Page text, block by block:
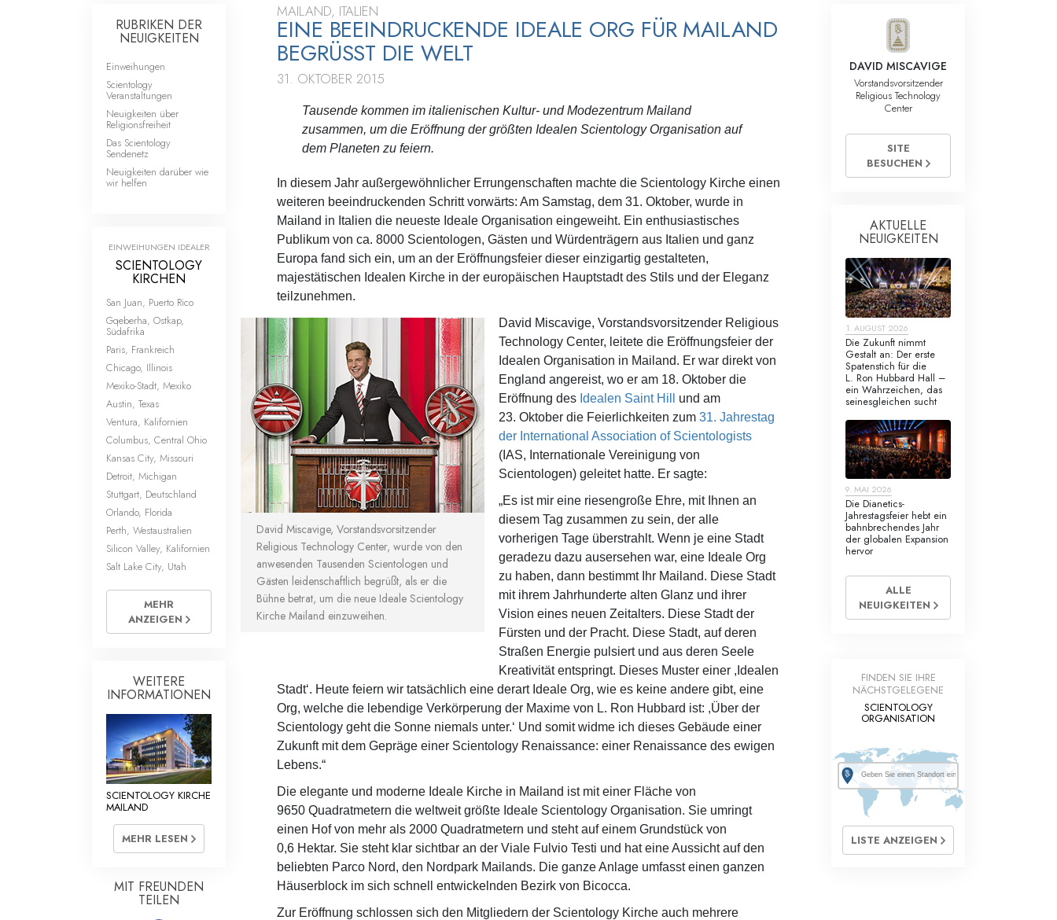
MAILAND, ITALIEN
EINE BEEINDRUCKENDE IDEALE ORG FÜR MAILAND
BEGRÜSST DIE WELT
31. OKTOBER 2015
Tausende kommen im italienischen Kultur- und Modezentrum Mailand
zusammen, um die Eröffnung der größten Idealen Scientology Organisation auf
dem Planeten zu feiern.
In diesem Jahr außergewöhnlicher Errungenschaften machte die Scientology Kirche einen
weiteren beeindruckenden Schritt vorwärts: Am Samstag, dem 31. Oktober, wurde in
Mailand in Italien die neueste Ideale Organisation eingeweiht. Ein enthusiastisches
Publikum von ca. 8000 Scientologen, Gästen und Würdenträgern aus Italien und ganz
Europa fand sich ein, um an der Eröffnungsfeier dieser einzigartig gestalteten,
majestätischen Idealen Kirche in der europäischen Hauptstadt des Stils und der Eleganz
teilzunehmen.
David Miscavige, Vorstandsvorsitzender
Religious Technology Center, wurde von den
anwesenden Tausenden Scientologen und
Gästen leidenschaftlich begrüßt, als er die
Bühne betrat, um die neue Ideale Scientology
Kirche Mailand einzuweihen.
David Miscavige, Vorstandsvorsitzender Religious
Technology Center, leitete die Eröffnungsfeier der
Idealen Organisation in Mailand. Er war direkt von
England angereist, wo er am 18. Oktober die
Eröffnung des Idealen Saint Hill
und am
23. Oktober die Feierlichkeiten zum 31. Jahrestag
der International Association of Scientologists
(IAS, Internationale Vereinigung von
Scientologen) geleitet hatte. Er sagte:
„Es ist mir eine riesengroße Ehre, mit Ihnen an
diesem Tag zusammen zu sein, der alle
vorherigen Tage überstrahlt. Wenn je eine Stadt
geradezu dazu ausersehen war, eine Ideale Org
zu haben, dann bestimmt Ihr Mailand. Diese Stadt
mit ihrem Jahrhunderte alten Glanz und ihrer
Vision eines neuen Zeitalters. Diese Stadt der
Fürsten und der Pracht. Diese Stadt, auf deren
Straßen Energie pulsiert und aus deren Seele
Kreativität entspringt. Dieses Muster einer ,Idealen
Stadt‘. Heute feiern wir tatsächlich eine derart Ideale Org, wie es keine andere gibt, eine
Org, welche die lebendige Verkörperung der Maxime von L. Ron Hubbard ist: ,Über der
Scientology geht die Sonne niemals unter.‘ Und somit widme ich dieses Gebäude einer
Zukunft mit dem Gepräge einer Scientology Renaissance: einer Renaissance des ewigen
Lebens.“
Die elegante und moderne Ideale Kirche in Mailand ist mit einer Fläche von
9650 Quadratmetern die weltweit größte Ideale Scientology Organisation. Sie umringt
einen Hof von mehr als 2000 Quadratmetern und steht auf einem Grundstück von
0,6 Hektar. Sie steht klar sichtbar an der Viale Fulvio Testi und hat eine Aussicht auf den
beliebten Parco Nord, den Nordpark Mailands. Die ganze Anlage umfasst einen ganzen
Häuserblock im sich schnell entwickelnden Bezirk von Bicocca.
Zur Eröffnung schlossen sich den Mitgliedern der Scientology Kirche auch mehrere
RUBRIKEN DER
NEUIGKEITEN
Einweihungen
Scientology
Veranstaltungen
Neuigkeiten über
Religionsfreiheit
Das Scientology
Sendenetz
Neuigkeiten darüber wie
wir helfen
EINWEIHUNGEN IDEALER
SCIENTOLOGY
KIRCHEN
San Juan, Puerto Rico
Gqeberha, Ostkap,
Südafrika
Paris, Frankreich
Chicago, Illinois
Mexiko-Stadt, Mexiko
Austin, Texas
Ventura, Kalifornien
Columbus, Central Ohio
Kansas City, Missouri
Detroit, Michigan
Stuttgart, Deutschland
Orlando, Florida
Perth, Westaustralien
Silicon Valley, Kalifornien
Salt Lake City, Utah
MEHR
ANZEIGEN
WEITERE
INFORMATIONEN
SCIENTOLOGY KIRCHE
MAILAND
MEHR LESEN
MIT FREUNDEN
TEILEN
DAVID MISCAVIGE
Vorstandsvorsitzender
Religious Technology
Center
SITE
BESUCHEN
AKTUELLE
NEUIGKEITEN
1. AUGUST 2026
Die Zukunft nimmt
Gestalt an: Der erste
Spatenstich für die
L. Ron Hubbard Hall –
ein Wahrzeichen, das
seinesgleichen sucht
9. MAI 2026
Die Dianetics-
Jahrestagsfeier hebt ein
bahnbrechendes Jahr
der globalen Expansion
hervor
ALLE
NEUIGKEITEN
FINDEN SIE IHRE
NÄCHSTGELEGENE
SCIENTOLOGY
ORGANISATION
LISTE ANZEIGEN